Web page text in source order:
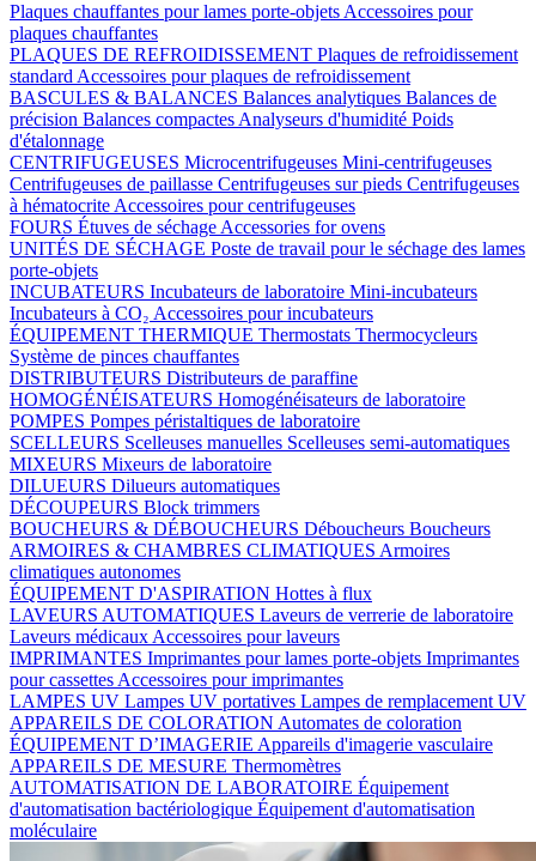
Plaques chauffantes pour lames porte-objets Accessoires pour
plaques chauffantes
PLAQUES DE REFROIDISSEMENT Plaques de refroidissement
standard Accessoires pour plaques de refroidissement
BASCULES & BALANCES Balances analytiques Balances de
précision Balances compactes Analyseurs d'humidité Poids
d'étalonnage
CENTRIFUGEUSES Microcentrifugeuses Mini-centrifugeuses
Centrifugeuses de paillasse Centrifugeuses sur pieds Centrifugeuses
à hématocrite Accessoires pour centrifugeuses
FOURS Étuves de séchage Accessories for ovens
UNITÉS DE SÉCHAGE Poste de travail pour le séchage des lames
porte-objets
INCUBATEURS Incubateurs de laboratoire Mini-incubateurs
Incubateurs à CO₂ Accessoires pour incubateurs
ÉQUIPEMENT THERMIQUE Thermostats Thermocycleurs
Système de pinces chauffantes
DISTRIBUTEURS Distributeurs de paraffine
HOMOGÉNÉISATEURS Homogénéisateurs de laboratoire
POMPES Pompes péristaltiques de laboratoire
SCELLEURS Scelleuses manuelles Scelleuses semi-automatiques
MIXEURS Mixeurs de laboratoire
DILUEURS Dilueurs automatiques
DÉCOUPEURS Block trimmers
BOUCHEURS & DÉBOUCHEURS Déboucheurs Boucheurs
ARMOIRES & CHAMBRES CLIMATIQUES Armoires
climatiques autonomes
ÉQUIPEMENT D'ASPIRATION Hottes à flux
LAVEURS AUTOMATIQUES Laveurs de verrerie de laboratoire
Laveurs médicaux Accessoires pour laveurs
IMPRIMANTES Imprimantes pour lames porte-objets Imprimantes
pour cassettes Accessoires pour imprimantes
LAMPES UV Lampes UV portatives Lampes de remplacement UV
APPAREILS DE COLORATION Automates de coloration
ÉQUIPEMENT D’IMAGERIE Appareils d'imagerie vasculaire
APPAREILS DE MESURE Thermomètres
AUTOMATISATION DE LABORATOIRE Équipement
d'automatisation bactériologique Équipement d'automatisation
moléculaire